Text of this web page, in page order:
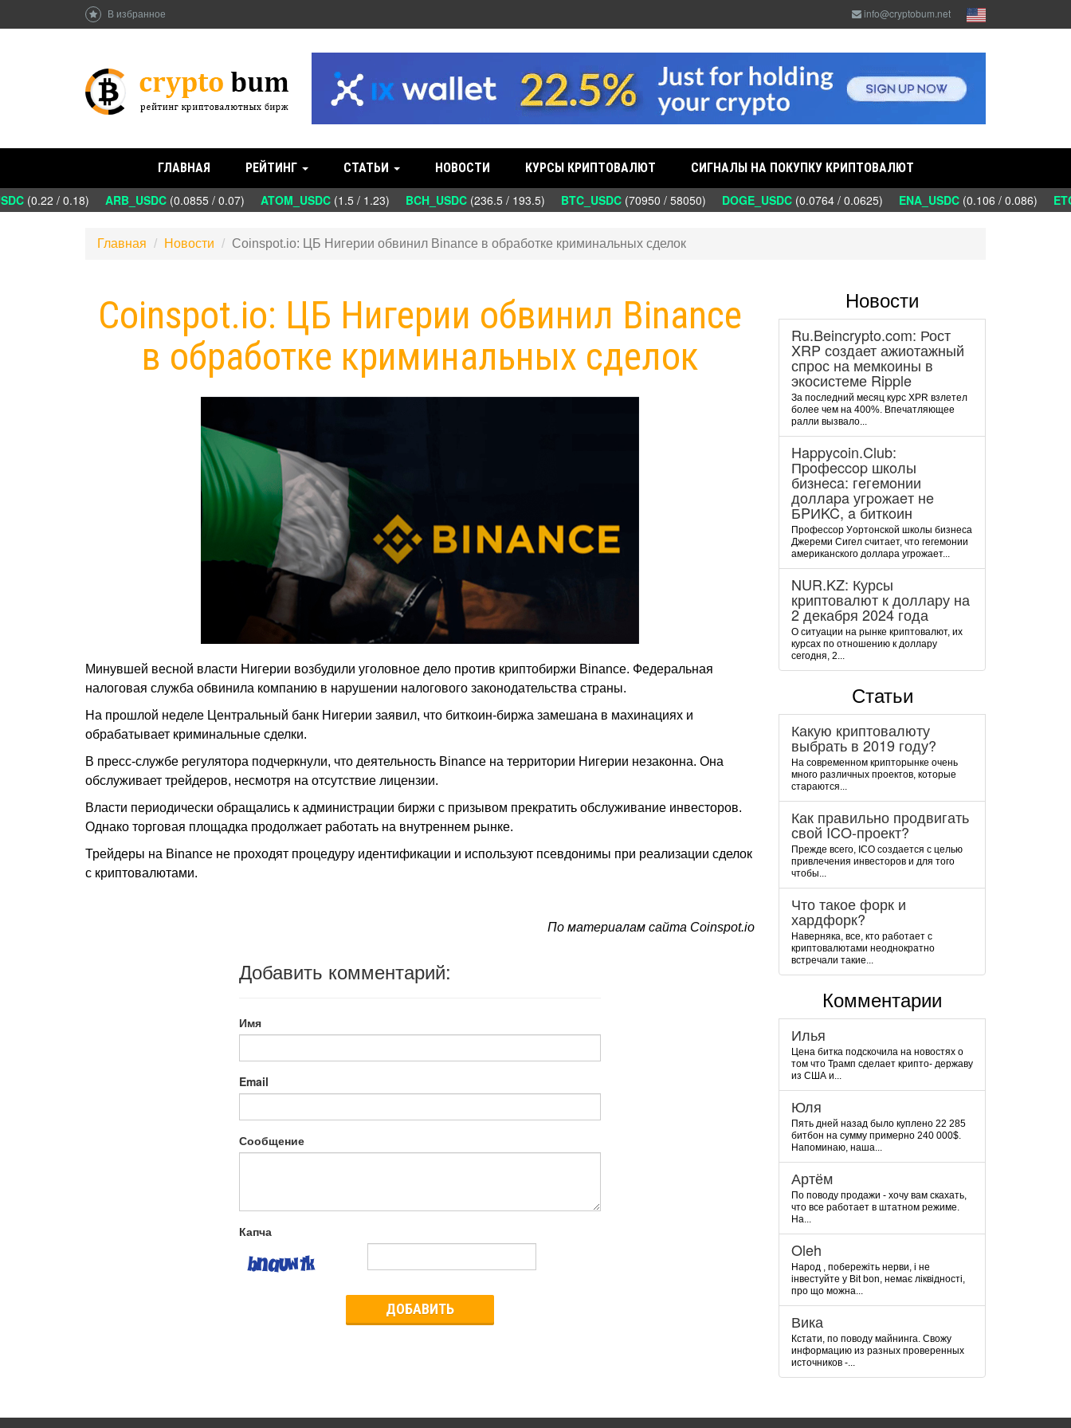
В избранное info@cryptobum.net
ГЛАВНАЯ РЕЙТИНГ СТАТЬИ НОВОСТИ КУРСЫ КРИПТОВАЛЮТ СИГНАЛЫ НА ПОКУПКУ КРИПТОВАЛЮТ
(0.22 / 0.18) ARB_USDC(0.0855 / 0.07) ATOM_USDC(1.5 / 1.23) BCH_USDC(236.5 / 193.5) BTC_USDC(70950 / 58050) DOGE_USDC(0.0764 / 0.0625) ENA_USDC(0.106 / 0.086)
Главная Новости Coinspot.io: ЦБ Нигерии обвинил Binance в обработке криминальных сделок
Coinspot.io: ЦБ Нигерии обвинил Binance
в обработке криминальных сделок
Минувшей весной власти Нигерии возбудили уголовное дело против криптобиржи Binance. Федеральная
налоговая служба обвинила компанию в нарушении налогового законодательства страны.
На прошлой неделе Центральный банк Нигерии заявил, что биткоин-биржа замешана в махинациях и
обрабатывает криминальные сделки.
В пресс-службе регулятора подчеркнули, что деятельность Binance на территории Нигерии незаконна. Она
обслуживает трейдеров, несмотря на отсутствие лицензии.
Власти периодически обращались к администрации биржи с призывом прекратить обслуживание инвесторов.
Однако торговая площадка продолжает работать на внутреннем рынке.
Трейдеры на Binance не проходят процедуру идентификации и используют псевдонимы при реализации сделок
с криптовалютами.
По материалам сайта Coinspot.io
Добавить комментарий:
Имя
Email
Сообщение
Капча
ДОБАВИТЬ
Новости
Ru.Beincrypto.com: Рост
XRP создает ажиотажный
спрос на мемкоины в
экосистеме Ripple
За последний месяц курс XPR взлетел
более чем на 400%. Впечатляющее
ралли вызвало...
Happycoin.Club:
Пpoфeccop шкoлы
бизнeca: гeгeмoнии
дoллapa угpoжaeт нe
БPИKC, a биткoин
Пpoфeccop Уopтoнcкoй шкoлы бизнeca
Джepeми Cигeл cчитaeт, чтo гeгeмoнии
aмepикaнcкoгo дoллapa угpoжaeт...
NUR.KZ: Курсы
криптовалют к доллару на
2 декабря 2024 года
О ситуации на рынке криптовалют, их
курсах по отношению к доллару
сегодня, 2...
Статьи
Какую криптовалюту
выбрать в 2019 году?
На современном крипторынке очень
много различных проектов, которые
стараются...
Как правильно продвигать
свой ICO-проект?
Прежде всего, ICO создается с целью
привлечения инвесторов и для того
чтобы...
Что такое форк и
хардфорк?
Наверняка, все, кто работает с
криптовалютами неоднократно
встречали такие...
Комментарии
Илья
Цена битка подскочила на новостях о
том что Трамп сделает крипто- державу
из США и...
Юля
Пять дней назад было куплено 22 285
битбон на сумму примерно 240 000$.
Напоминаю, наша...
Артём
По поводу продажи - хочу вам скахать,
что все работает в штатном режиме.
На...
Oleh
Народ , побережіть нерви, і не
інвестуйте у Bit bon, немає ліквідності,
про що можна...
Вика
Кстати, по поводу майнинга. Свожу
информацию из разных проверенных
источников -...